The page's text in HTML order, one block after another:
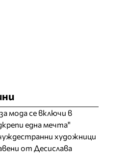
мода се включи в
една мечта"
художници
от Десислава